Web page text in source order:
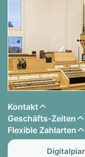
Kontakt
Geschäfts-Zeiten
Flexible Zahlarten